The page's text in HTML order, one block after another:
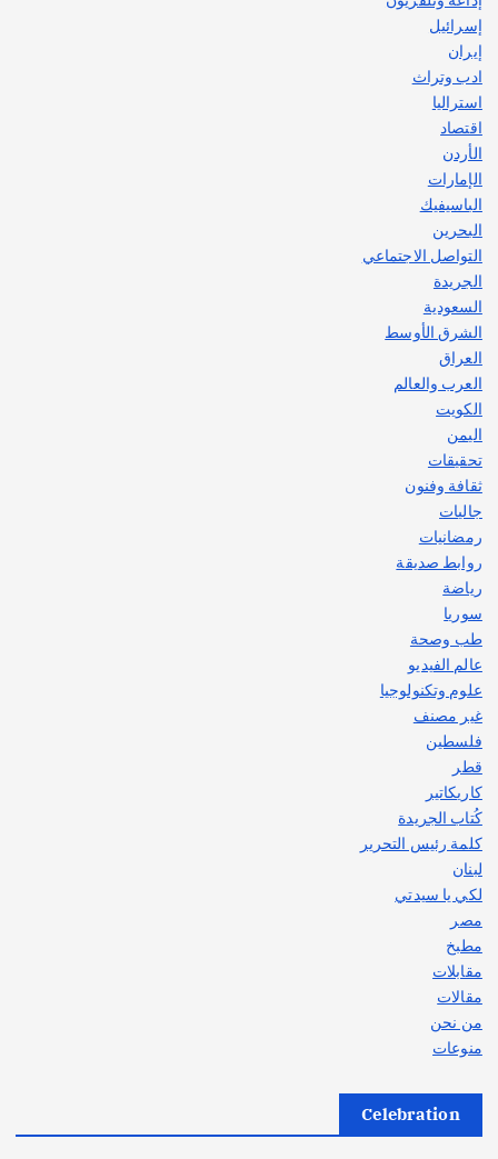
إسرائيل
إيران
ادب وتراث
استراليا
اقتصاد
الأردن
الإمارات
الباسيفيك
البحرين
التواصل الاجتماعي
الجريدة
السعودية
الشرق الأوسط
العراق
العرب والعالم
الكويت
اليمن
تحقيقات
ثقافة وفنون
جاليات
رمضانيات
روابط صديقة
رياضة
سوريا
طب وصحة
عالم الفيديو
علوم وتكنولوجيا
غير مصنف
فلسطين
قطر
كاريكاتير
كُتاب الجريدة
كلمة رئيس التحرير
لبنان
لكي يا سيدتي
مصر
مطبخ
مقابلات
مقالات
من نحن
منوعات
Celebration